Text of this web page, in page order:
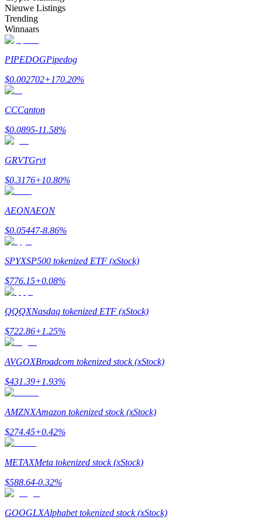
Verdienen
Macht varkentje
Verdien dagelijks competitieve beloningen
Uitzetten
Nieuwe Listings
Trending
Winnaars
PIPEDOGPipedog
$0.002702+170.20%
CCCanton
$0.0895-11.58%
GRVTGrvt
$0.3176+10.80%
AEONAEON
$0.05447-8.86%
SPYXSP500 tokenized ETF (xStock)
$776.15+0.08%
QQQXNasdaq tokenized ETF (xStock)
$722.86+1.25%
AVGOXBroadcom tokenized stock (xStock)
$431.39+1.93%
AMZNXAmazon tokenized stock (xStock)
$274.45+0.42%
METAXMeta tokenized stock (xStock)
$588.64-0.32%
GOOGLXAlphabet tokenized stock (xStock)